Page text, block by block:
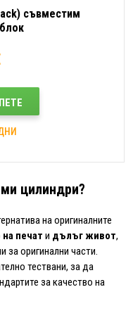
съвместим
цилиндри?
на оригиналните
печат и дълъг живот,
за оригинални части.
тествани, за да
за качество на